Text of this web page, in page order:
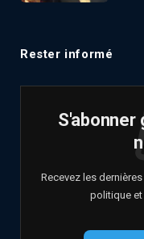
Rester informé
S'abonner
Recevez les
politique